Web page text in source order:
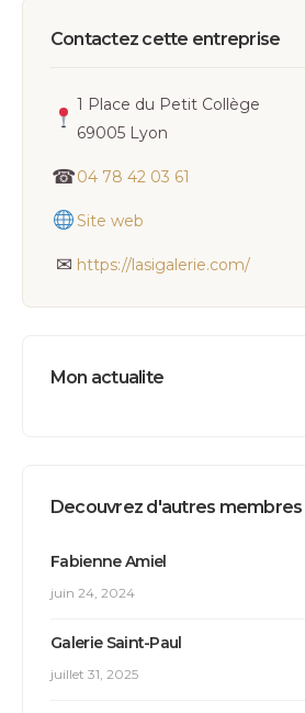
Contactez cette entreprise
1 Place du Petit Collège
69005 Lyon
☎04 78 42 03 61
Site web
✉ https://lasigalerie.com/
Mon actualite
Decouvrez d'autres membres
Fabienne Amiel
juin 24, 2024
Galerie Saint-Paul
juillet 31, 2025